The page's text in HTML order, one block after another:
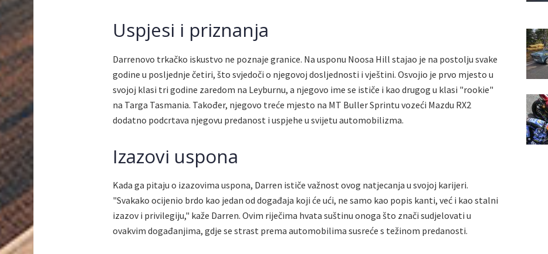
Uspjesi i priznanja
Darrenovo trkačko iskustvo ne poznaje granice. Na usponu Noosa Hill stajao je na postolju svake
godine u posljednje četiri, što svjedoči o njegovoj dosljednosti i vještini. Osvojio je prvo mjesto u
svojoj klasi tri godine zaredom na Leyburnu, a njegovo ime se ističe i kao drugog u klasi "rookie"
na Targa Tasmania. Također, njegovo treće mjesto na MT Buller Sprintu vozeći Mazdu RX2
dodatno podcrtava njegovu predanost i uspjehe u svijetu automobilizma.
Izazovi uspona
Kada ga pitaju o izazovima uspona, Darren ističe važnost ovog natjecanja u svojoj karijeri.
"Svakako ocijenio brdo kao jedan od događaja koji će ući, ne samo kao popis kanti, već i kao stalni
izazov i privilegiju," kaže Darren. Ovim riječima hvata suštinu onoga što znači sudjelovati u
ovakvim događanjima, gdje se strast prema automobilima susreće s težinom predanosti.